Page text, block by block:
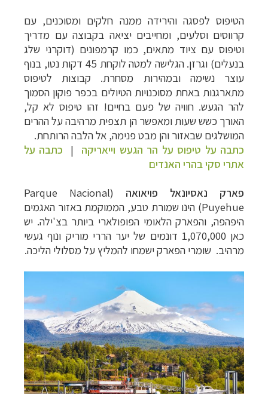
הטיפוס לפסגה והירידה ממנה חלקים ומסוכנים, עם
קרווסים וסלעים, ומחייבים יציאה בקבוצה עם מדריך
וטיפוס עם ציוד מתאים, כמו קרמפונים (דוקרני שלג
בנעלים) וגרזן. הגלישה למטה
לוקחת 45 דקות נטו, בנוף
עוצר נשימה ובמהירות מסחרת. קבוצות לטיפוס
מתארגנות באחת מסוכנויות הטיולים בכפר פוקון הסמוך
להר הגעש. חוויה של פעם בחיים! זהו טיפוס לא קל,
האורך כשש שעות ומאפשר הן תצפית מרהיבה על ההרים
המושלגים שבאזור והן מבט פנימה, אל הלבה הרותחת.
כתבה על טיפוס על הר הגעש וייאריקה | כתבה על
אתרי סקי בהרי האנדים
פארק נאסיונאל פויאואה
(Parque Nacional
Puyehue) הינ
ושמורת טבע, הממוקמת באזור האגמים
היפהפה, והפארק הלאומי הפופולארי ביותר בצ'ילה. יש
כאן 1,070,000 דונמים של יער הררי מוריק ונוף געשי
מרהיב. שומרי הפארק ישמחו להמליץ על מסלולי הליכה.